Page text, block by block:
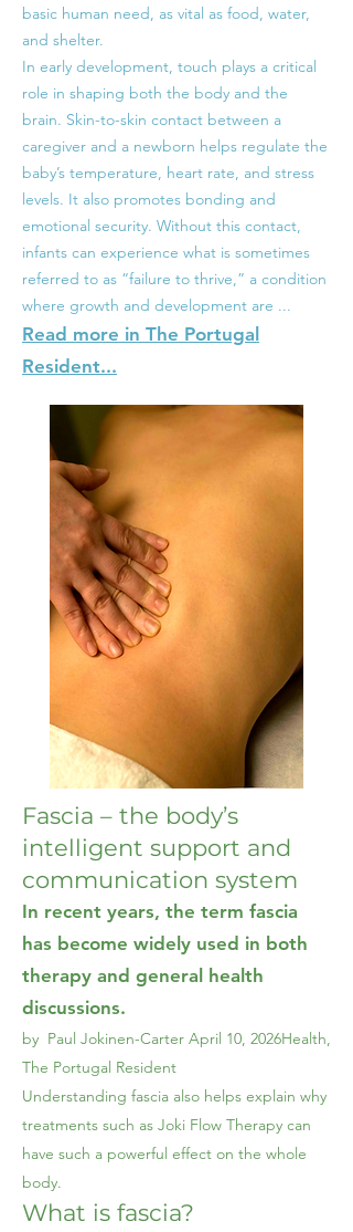
basic human need, as vital as food, water,
and shelter.
In early development, touch plays a critical
role in shaping both the body and the
brain. Skin-to-skin contact between a
caregiver and a newborn helps regulate the
baby’s temperature, heart rate, and stress
levels. It also promotes bonding and
emotional security. Without this contact,
infants can experience what is sometimes
referred to as “failure to thrive,” a condition
where growth and development are ...
Read more in The Portugal
Resident...
Fascia – the body’s
intelligent support and
communication system
In recent years, the term fascia
has become widely used in both
therapy and general health
discussions.
by Paul Jokinen-Carter April 10, 2026Health,
The Portugal Resident
Understanding fascia also helps explain why
treatments such as Joki Flow Therapy can
have such a powerful effect on the whole
body.
What is fascia?